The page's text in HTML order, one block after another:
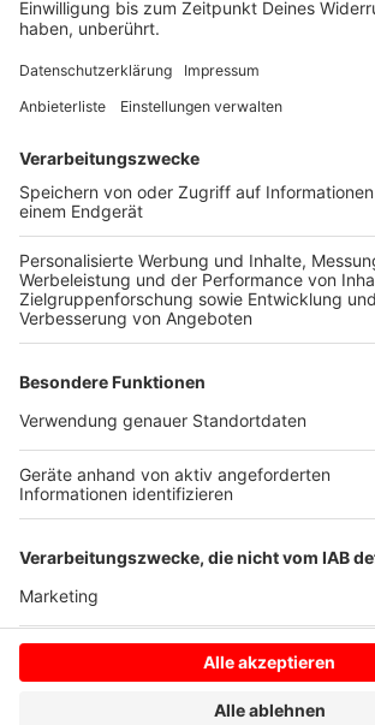
hatte. Er beschreibt den kreativen
Reise, die ihm erlaubt, seine
und Erfahrungen zu erkunden und
hebt er hervor, wie wichtig es ihm ist,
Die Verbindung zu seinen Wurzeln und die
Auseinandersetzung mit aktuellen
Themen spiegeln sich in den Texten und
seines Werks wider, was "Boy Made
einer sehr persönlichen und gleichzeitig
ansprechenden Platte macht.
Autor: Joachim Schultheis